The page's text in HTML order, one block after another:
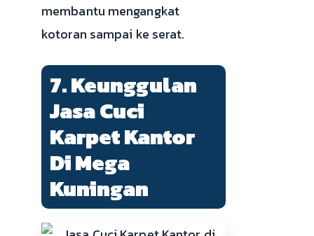
membantu mengangkat
kotoran sampai ke serat.
7. Keunggulan
Jasa Cuci
Karpet Kantor
Di Mega
Kuningan